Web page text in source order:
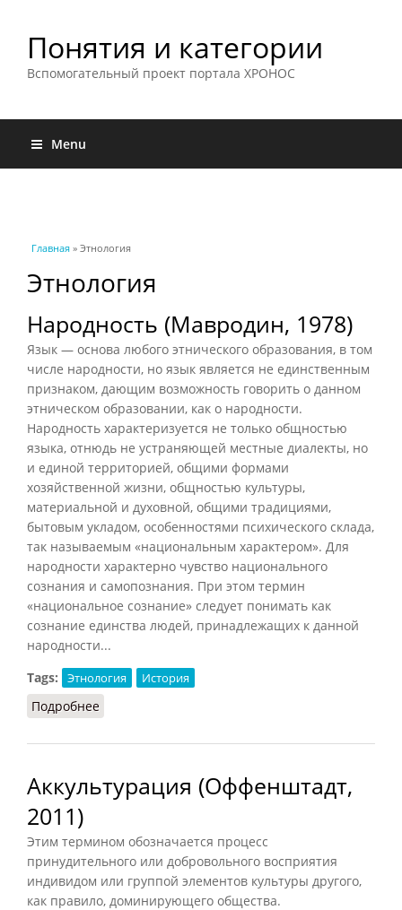
Понятия и категории
Вспомогательный проект портала ХРОНОС
Menu
Вы здесь
Главная » Этнология
Этнология
Народность (Мавродин, 1978)
Язык — основа любого этнического образования, в том
числе народности, но язык является не единственным
признаком, дающим возможность говорить о данном
этническом образовании, как о народности.
Народность характеризуется не только общностью
языка, отнюдь не устраняющей местные диалекты, но
и единой территорией, общими формами
хозяйственной жизни, общностью культуры,
материальной и духовной, общими традициями,
бытовым укладом, особенностями психического склада,
так называемым «национальным характером». Для
народности характерно чувство национального
сознания и самопознания. При этом термин
«национальное сознание» следует понимать как
сознание единства людей, принадлежащих к данной
народности...
Tags:
Этнология История
Подробнее
Аккультурация (Оффенштадт,
2011)
Этим термином обозначается процесс
принудительного или добровольного восприятия
индивидом или группой элементов культуры другого,
как правило, доминирующего общества.